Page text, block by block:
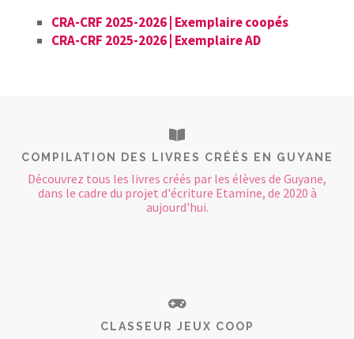
CRA-CRF 2025-2026 | Exemplaire coopés
CRA-CRF 2025-2026 | Exemplaire AD
COMPILATION DES LIVRES CRÉÉS EN GUYANE
Découvrez tous les livres créés par les élèves de Guyane,
dans le cadre du projet d'écriture Etamine, de 2020 à
aujourd'hui.
CLASSEUR JEUX COOP